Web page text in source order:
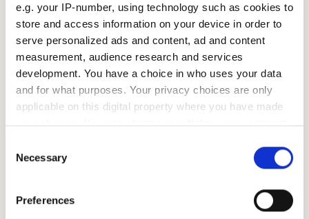
e.g. your IP-number, using technology such as cookies to
store and access information on your device in order to
serve personalized ads and content, ad and content
measurement, audience research and services
development. You have a choice in who uses your data
and for what purposes. Your privacy choices are only
applicable on this digital property where you have made
your choices. You can change or withdraw your consent
the Privacy trigger icon.
Collect information about your geographical location
Selection
Necessary
Preferences
Skatt på pensjon
Pensjonister må på generell basis også betale skatt.
Pensjon, AFP og andre pensjonsytelser er også
skattepliktige. Det er likevel lavere skatt på pensjon
enn på vanlig lønn fordi trygdeavgiften er mindre.
Mottar du alderspensjon fra folketrygden eller AFP fra
du faktisk må betale i skatt som pensjonist varierer ut
hvilke fradrag som er tilgjengelige i vår